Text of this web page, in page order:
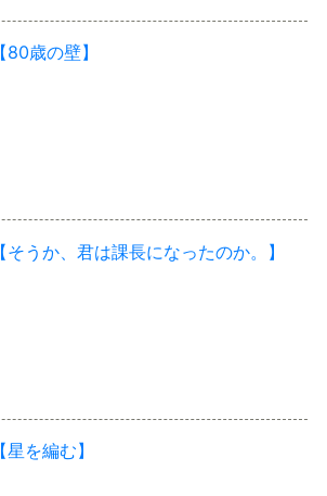
【80歳の壁】
【そうか、君は課長になったのか。】
【星を編む】